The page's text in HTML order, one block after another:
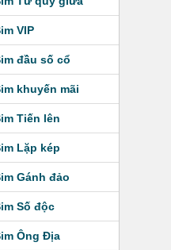
VIP
đầu số cổ
khuyến mãi
Tiến lên
Lặp kép
Gánh đảo
Số độc
Ông Địa